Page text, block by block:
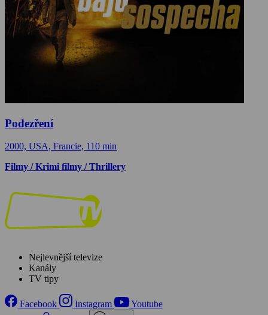
Podezření
2000, USA, Francie, 110 min
Filmy / Krimi filmy / Thrillery
Nejlevnější televize
Kanály
TV tipy
Facebook Instagram
Youtube